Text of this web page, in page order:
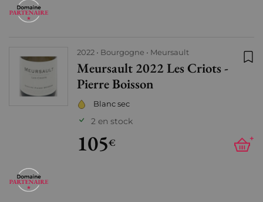
2022 Bourgogne Meursault
Meursault 2022 Les Criots -
Pierre Boisson
Blanc sec
2 en stock
105€ +